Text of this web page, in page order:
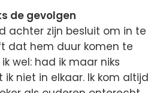
de gevolgen
achter zijn besluit om in te
dat hem duur komen te
wel: had ik maar niks
ik niet in elkaar. Ik kom altijd